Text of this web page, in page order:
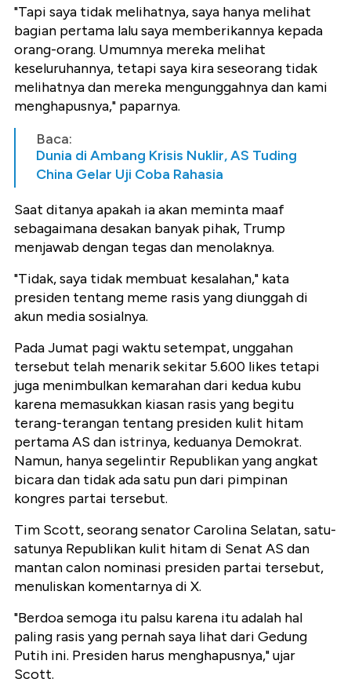
"Tapi saya tidak melihatnya, saya hanya melihat
bagian pertama lalu saya memberikannya kepada
orang-orang. Umumnya mereka melihat
keseluruhannya, tetapi saya kira seseorang tidak
melihatnya dan mereka mengunggahnya dan kami
menghapusnya," paparnya.
Baca:
Dunia di Ambang Krisis Nuklir, AS Tuding
China Gelar Uji Coba Rahasia
Saat ditanya apakah ia akan meminta maaf
sebagaimana desakan banyak pihak, Trump
menjawab dengan tegas dan menolaknya.
"Tidak, saya tidak membuat kesalahan," kata
presiden tentang meme rasis yang diunggah di
akun media sosialnya.
Pada Jumat pagi waktu setempat, unggahan
tersebut telah menarik sekitar 5.600 likes tetapi
juga menimbulkan kemarahan dari kedua kubu
karena memasukkan kiasan rasis yang begitu
terang-terangan tentang presiden kulit hitam
pertama AS dan istrinya, keduanya Demokrat.
Namun, hanya segelintir Republikan yang angkat
bicara dan tidak ada satu pun dari pimpinan
kongres partai tersebut.
Tim Scott, seorang senator Carolina Selatan, satu-
satunya Republikan kulit hitam di Senat AS dan
mantan calon nominasi presiden partai tersebut,
menuliskan komentarnya di X.
"Berdoa semoga itu palsu karena itu adalah hal
paling rasis yang pernah saya lihat dari Gedung
Putih ini. Presiden harus menghapusnya," ujar
Scott.